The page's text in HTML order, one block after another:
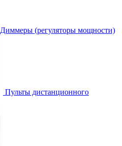
Диммеры (регуляторы мощности)
Пульты дистанционного